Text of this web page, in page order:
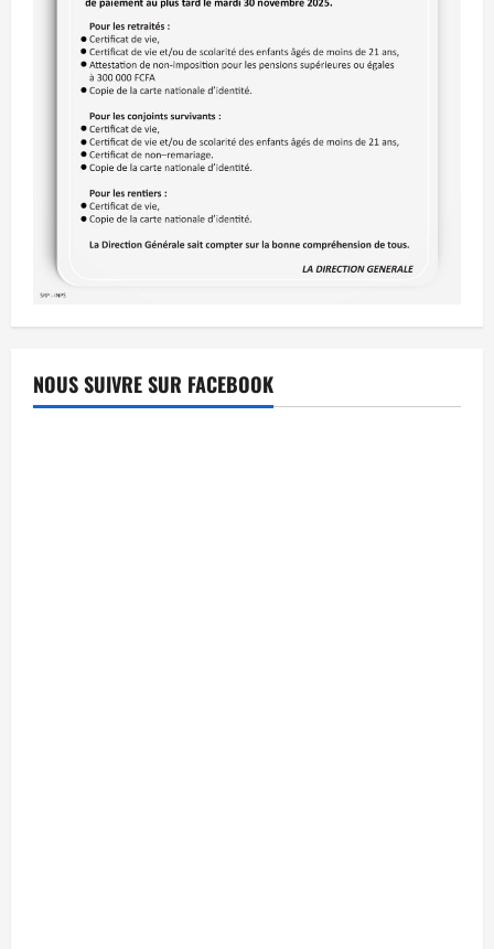
NOUS SUIVRE SUR FACEBOOK